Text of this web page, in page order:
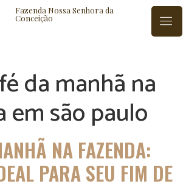
Fazenda Nossa Senhora da
Conceição
da manhã na
em são paulo
NA FAZENDA:
PARA SEU FIM DE